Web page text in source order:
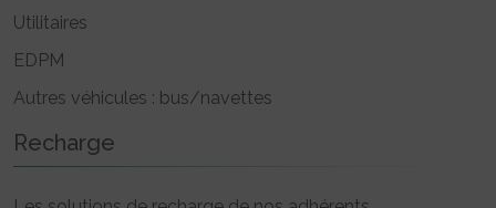
Utilitaires
EDPM
Autres véhicules : bus/navettes
Recharge